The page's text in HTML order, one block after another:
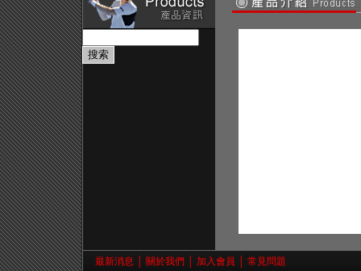
最新消息 關於我們 加入會員
常見問題